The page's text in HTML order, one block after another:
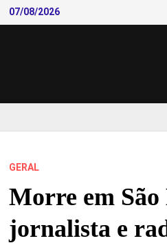
Skip
to
07/08/2026
GERAL
Morre em São
jornalista e